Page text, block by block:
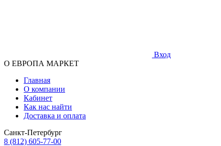
Вход
О ЕВРОПА МАРКЕТ
Главная
О компании
Кабинет
Как нас найти
Доставка и оплата
Санкт-Петербург
8 (812) 605-77-00